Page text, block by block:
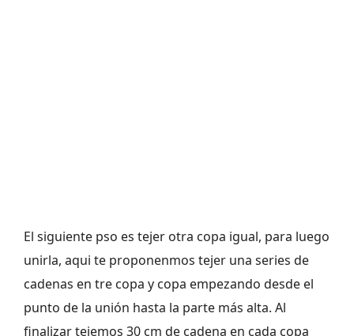
El siguiente pso es tejer otra copa igual, para luego
unirla, aqui te proponenmos tejer una series de
cadenas en tre copa y copa empezando desde el
punto de la unión hasta la parte más alta. Al
finalizar tejemos 30 cm de cadena en cada copa